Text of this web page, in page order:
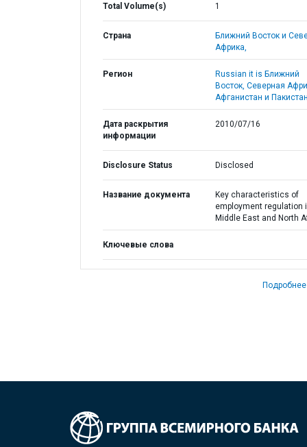
Total Volume(s) 1
Страна
Ближний Восток и
Африка,
Регион
Russian it is Ближний
Восток, Северная
Афганистан и
Дата раскрытия
информации
2010/07/16
Disclosure Status Disclosed
Название документа
Key characteristics of
employment regulation
Middle East and North
Ключевые слова
Подробнее